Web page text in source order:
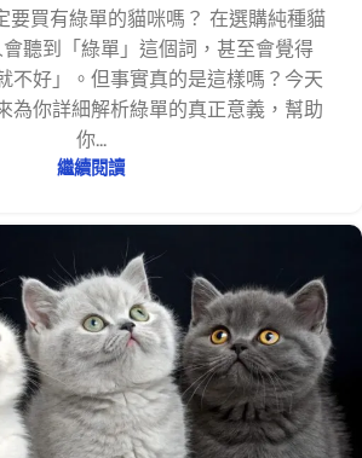
要買有綠單的貓咪嗎？ 在選購純種貓
聽到「綠單」這個詞，甚至會覺得
不好」。但事實真的是這樣嗎？今天
為你詳細解析綠單的真正意義，幫助
你...
繼續閱讀